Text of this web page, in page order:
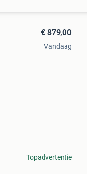
€ 879,00
Vandaag
Topadvertentie